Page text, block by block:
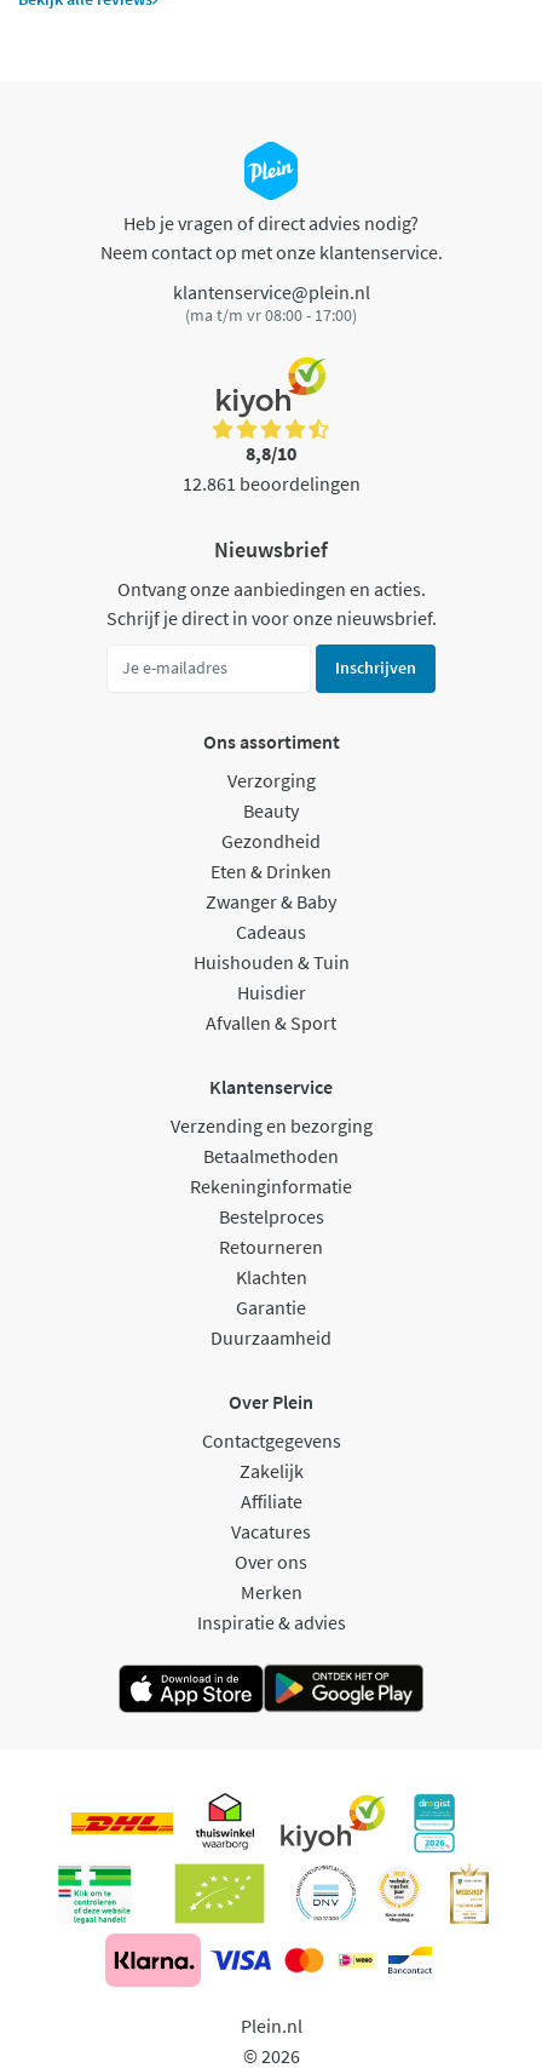
Heb je vragen of direct advies nodig?
Neem contact op met onze klantenservice.
klantenservice@plein.nl
(ma t/m vr 08:00 - 17:00)
8,8/10
12.861 beoordelingen
Nieuwsbrief
Ontvang onze aanbiedingen en acties.
Schrijf je direct in voor onze nieuwsbrief.
Inschrijven
Ons assortiment
Verzorging
Beauty
Gezondheid
Eten & Drinken
Zwanger & Baby
Cadeaus
Huishouden & Tuin
Huisdier
Afvallen & Sport
Klantenservice
Verzending en bezorging
Betaalmethoden
Rekeninginformatie
Bestelproces
Retourneren
Klachten
Garantie
Duurzaamheid
Over Plein
Contactgegevens
Zakelijk
Affiliate
Vacatures
Over ons
Merken
Inspiratie & advies
Plein.nl
© 2026